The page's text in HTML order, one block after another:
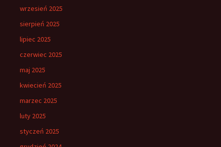
wrzesień 2025
sierpień 2025
lipiec 2025
czerwiec 2025
maj 2025
kwiecień 2025
marzec 2025
luty 2025
styczeń 2025